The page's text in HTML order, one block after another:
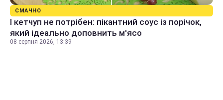
СМАЧНО
І кетчуп не потрібен: пікантний соус із порічок,
який ідеально доповнить м'ясо
08 серпня 2026, 13:39